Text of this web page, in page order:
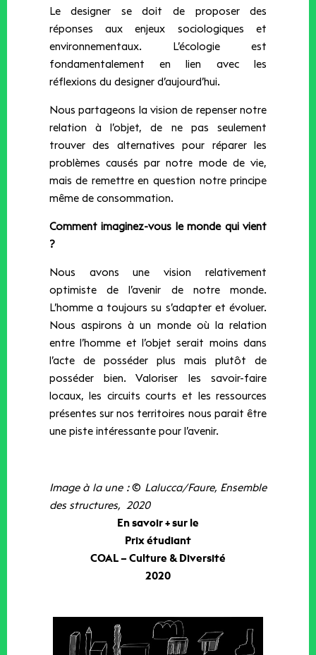
Le designer se doit de proposer des
réponses aux enjeux sociologiques et
environnementaux. L’écologie est
fondamentalement en lien avec les
réflexions du designer d’aujourd’hui.
Nous partageons la vision de repenser notre
relation à l’objet, de ne pas seulement
trouver des alternatives pour réparer les
problèmes causés par notre mode de vie,
mais de remettre en question notre principe
même de consommation.
Comment imaginez-vous le monde qui vient
?
Nous avons une vision relativement
optimiste de l’avenir de notre monde.
L’homme a toujours su s’adapter et évoluer.
Nous aspirons à un monde où la relation
entre l’homme et l’objet serait moins dans
l’acte de posséder plus mais plutôt de
posséder bien. Valoriser les savoir-faire
locaux, les circuits courts et les ressources
présentes sur nos territoires nous parait être
une piste intéressante pour l’avenir.
Image à la une :© Lalucca/Faure, Ensemble
des structures, 2020
En savoir + sur le
Prix étudiant
COAL – Culture & Diversité
2020